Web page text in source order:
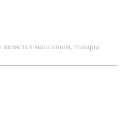
магазином, товары